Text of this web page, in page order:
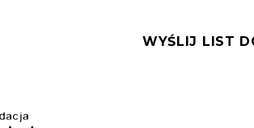
WYŚLIJ LIST